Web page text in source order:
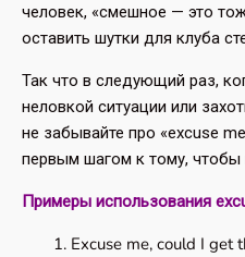
человек, «смешное — это
оставить шутки для клуба
Так что в следующий раз,
неловкой ситуации или
не забывайте про «excuse
первым шагом к тому, чтобы
Примеры использования
Excuse me, could I get